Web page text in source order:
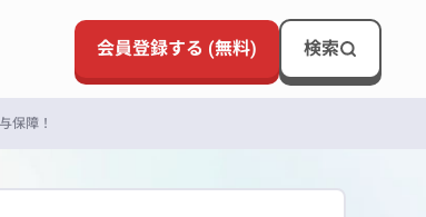
会員登録する (無料) 検索
保障！